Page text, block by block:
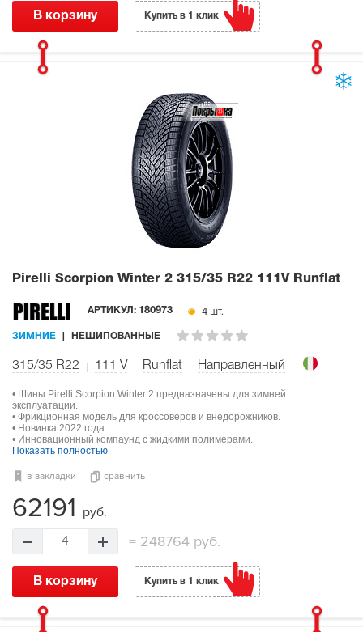
В корзину Купить в 1 клик
Pirelli Scorpion Winter 2 315/35 R22 111V Runflat
АРТИКУЛ: 180973 4 шт.
ЗИМНИЕ НЕШИПОВАННЫЕ
315/35 R22 111 V Runflat Направленный
• Шины Pirelli Scorpion Winter 2 предназначены для зимней
эксплуатации.
• Фрикционная модель для кроссоверов и внедорожников.
• Новинка 2022 года.
• Инновационный компаунд с жидкими полимерами.
Показать полностью
в закладки сравнить
62191 руб.
4 = 248764 руб.
В корзину Купить в 1 клик